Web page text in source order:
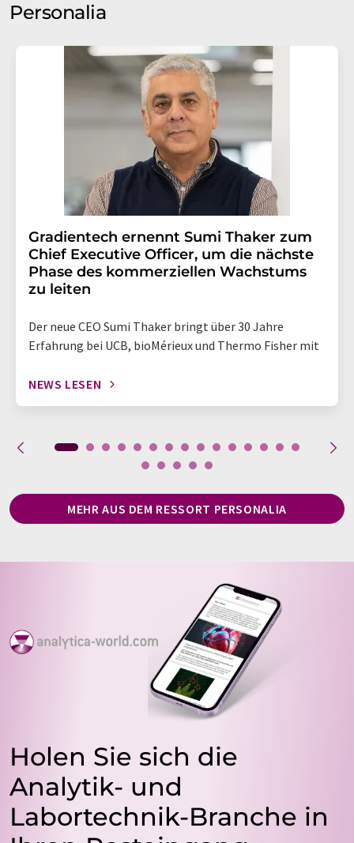
Personalia
Gradientech ernennt Sumi Thaker zum
Chief Executive Officer, um die nächste
Phase des kommerziellen Wachstums
zu leiten
Der neue CEO Sumi Thaker bringt über 30 Jahre
Erfahrung bei UCB, bioMérieux und Thermo Fisher mit
NEWS LESEN
MEHR AUS DEM RESSORT PERSONALIA
Holen Sie sich die
Analytik- und
Labortechnik-Branche in